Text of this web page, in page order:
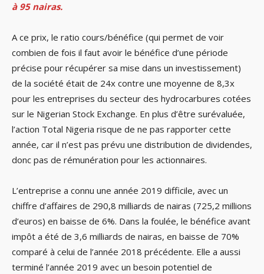
à 95 nairas.
A ce prix, le ratio cours/bénéfice (qui permet de voir
combien de fois il faut avoir le bénéfice d’une période
précise pour récupérer sa mise dans un investissement)
de la société était de 24x contre une moyenne de 8,3x
pour les entreprises du secteur des hydrocarbures cotées
sur le Nigerian Stock Exchange. En plus d’être surévaluée,
l’action Total Nigeria risque de ne pas rapporter cette
année, car il n’est pas prévu une distribution de dividendes,
donc pas de rémunération pour les actionnaires.
L’entreprise a connu une année 2019 difficile, avec un
chiffre d’affaires de 290,8 milliards de nairas (725,2 millions
d’euros) en baisse de 6%. Dans la foulée, le bénéfice avant
impôt a été de 3,6 milliards de nairas, en baisse de 70%
comparé à celui de l’année 2018 précédente. Elle a aussi
terminé l’année 2019 avec un besoin potentiel de